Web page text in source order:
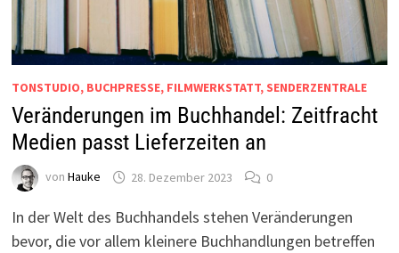
TONSTUDIO, BUCHPRESSE, FILMWERKSTATT, SENDERZENTRALE
Veränderungen im Buchhandel: Zeitfracht
Medien passt Lieferzeiten an
von Hauke 28. Dezember 2023 0
In der Welt des Buchhandels stehen Veränderungen
bevor, die vor allem kleinere Buchhandlungen betreffen